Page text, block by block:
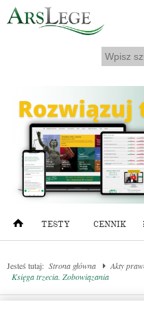
TESTY CENNIK
Jesteś tutaj: Strona główna Akty
Księga trzecia. Zobowiązania